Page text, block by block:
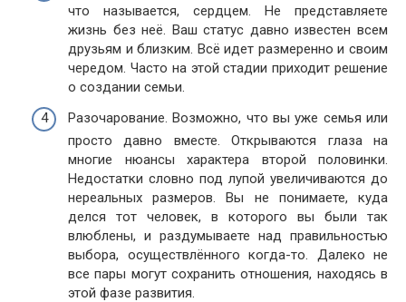
что называется, сердцем. Не представляете
жизнь без неё. Ваш статус давно известен всем
друзьям и близким. Всё идет размеренно и своим
чередом. Часто на этой стадии приходит решение
о создании семьи.
Разочарование. Возможно, что вы уже семья или
просто давно вместе. Открываются глаза на
многие нюансы характера второй половинки.
Недостатки словно под лупой увеличиваются до
нереальных размеров. Вы не понимаете, куда
делся тот человек, в которого вы были так
влюблены, и раздумываете над правильностью
выбора, осуществлённого когда-то. Далеко не
все пары могут сохранить отношения, находясь в
этой фазе развития.